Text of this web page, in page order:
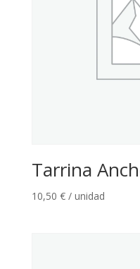
Tarrina
10,50 € / unidad